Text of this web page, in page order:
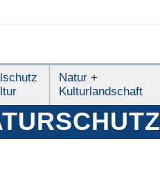
Natur +
Kulturlandschaft